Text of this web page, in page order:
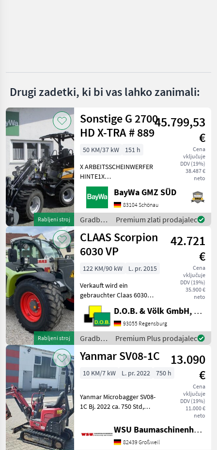
Merlo
Kramer
Prikaži
vse
MARKETPLACE
Marketplace
Ponudbe
trgovcev
Mali
oglasi
Drugi zadetki, ki bi vas lahko zanimali:
Rabljeni stroj
Sonstige G 2700
HD X-TRA # 889
45.799,53
€
Cena
vključuje
DDV (19%)
38.487 €
neto
50 KM/37 kW
151 h
X ARBEITSSCHEINWERFER
HINTE1X
ARBEITSSCHEINWERFER
VORNE1X
HECKGEWICHTSPLATTE 62
KG1X
HYDRAULIKKREISLAUF
DPPPEL31X15.50-15
SKIDDATENBESCHEINIGUNG
BRD 20 KMDRUCKFREIER
BayWa GMZ SÜD
83104 Schönau
Gradbeni
stroji /
Sonstige
Premium zlati prodajalec
Rabljeni stroj
CLAAS Scorpion
6030 VP
42.721
€
Cena
vključuje
DDV (19%)
35.900 €
neto
122 KM/90 kW
L. pr. 2015
Verkauft wird ein
gebrauchter Claas 6030
Varipower Teleskoplader -
Kramer
Schnellwechselplatte
hydraulisch - Handgas mit
Langsamfahreinrichtung -
Motorvorwärmung ü
D.O.B. & Völk GmbH, Filiale Regensburg
93055 Regensburg
Gradbeni
stroji /
Claas
Premium Plus prodajalec
Yanmar SV08-1C
13.090
€
Cena
vključuje
DDV (19%)
11.000 €
neto
10 KM/7 kW L. pr. 2022 750 h
Yanmar Microbagger SV08-
1C Bj. 2022 ca. 750 Std,
(ausweisbar) Finanzierung
und Lieferung
Deutschlandweit möglich!
WSU Baumaschinenhandel u. Gerätevermietung GmbH
82439 Großweil